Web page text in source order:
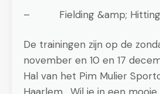
– Fielding &amp; Hitting
De trainingen zijn op de
november en 10 en 17
Hal van het Pim Mulier